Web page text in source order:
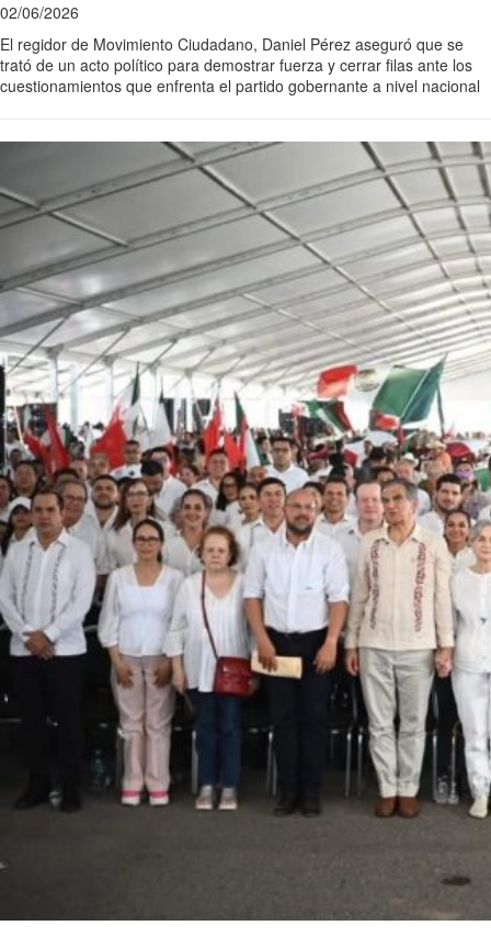
02/06/2026
El regidor de Movimiento Ciudadano, Daniel Pérez aseguró que se
trató de un acto político para demostrar fuerza y cerrar filas ante los
cuestionamientos que enfrenta el partido gobernante a nivel nacional